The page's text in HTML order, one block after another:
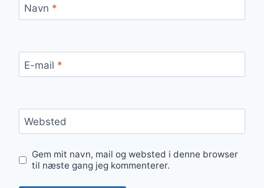
Navn *
E-mail *
Websted
Gem mit navn, mail og websted i denne browser
til næste gang jeg kommenterer.